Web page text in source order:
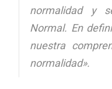
normalidad y
Normal. En
nuestra
normalidad».